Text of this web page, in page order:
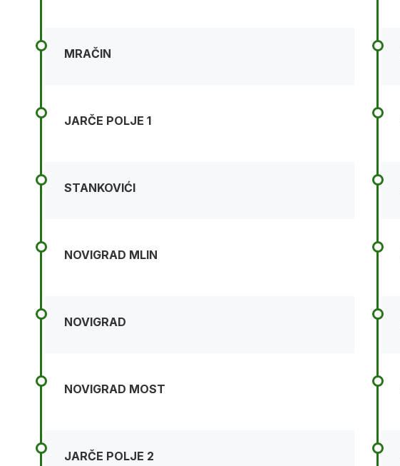
MRAČIN
JARČE POLJE 1
STANKOVIĆI
NOVIGRAD MLIN
NOVIGRAD
NOVIGRAD MOST
JARČE POLJE 2